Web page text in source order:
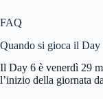
FAQ
Quando si gioca il
Il Day 6 è venerdì 29
l’inizio della giornata